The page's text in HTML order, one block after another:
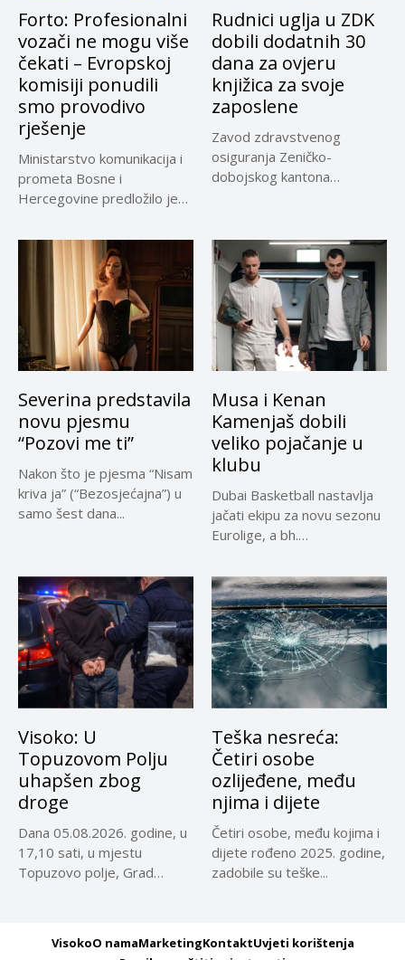
Forto: Profesionalni
vozači ne mogu više
čekati – Evropskoj
komisiji ponudili
smo provodivo
rješenje
Ministarstvo komunikacija i
prometa Bosne i
Hercegovine predložilo je
privremeno...
Rudnici uglja u ZDK
dobili dodatnih 30
dana za ovjeru
knjižica za svoje
zaposlene
Zavod zdravstvenog
osiguranja Zeničko-
dobojskog kantona
Severina predstavila
novu pjesmu
“Pozovi me ti”
Nakon što je pjesma “Nisam
kriva ja” (“Bezosjećajna”) u
samo šest dana...
Musa i Kenan
Kamenjaš dobili
veliko pojačanje u
klubu
Dubai Basketball nastavlja
jačati ekipu za novu sezonu
Eurolige, a bh.
Visoko: U
Topuzovom Polju
uhapšen zbog
droge
Dana 05.08.2026. godine, u
17,10 sati, u mjestu
Topuzovo polje, Grad
Teška nesreća:
Četiri osobe
ozlijeđene, među
njima i dijete
Četiri osobe, među kojima i
dijete rođeno 2025. godine,
zadobile su teške...
VisokoO namaMarketingKontaktUvjeti korištenja